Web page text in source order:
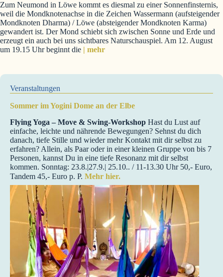
Zum Neumond in Löwe kommt es diesmal zu einer Sonnenfinsternis,
weil die Mondknotenachse in die Zeichen Wassermann (aufsteigender
Mondknoten Dharma) / Löwe (absteigender Mondknoten Karma)
gewandert ist. Der Mond schiebt sich zwischen Sonne und Erde und
erzeugt ein auch bei uns sichtbares Naturschauspiel. Am 12. August
um 19.15 Uhr beginnt die | mehr
Veranstaltungen
Sommer im Yogini Dome an der Elbe
Flying Yoga – Move & Swing-Workshop Hast du Lust auf
einfache, leichte und nährende Bewegungen? Sehnst du dich
danach, tiefe Stille und wieder mehr Kontakt mit dir selbst zu
erfahren? Allein, als Paar oder in einer kleinen Gruppe von bis 7
Personen, kannst Du in eine tiefe Resonanz mit dir selbst
kommen. Sonntag: 23.8.|27.9.| 25.10.. / 11-13.30 Uhr 50,- Euro,
Tandem 45,- Euro p. P. Mehr hier.